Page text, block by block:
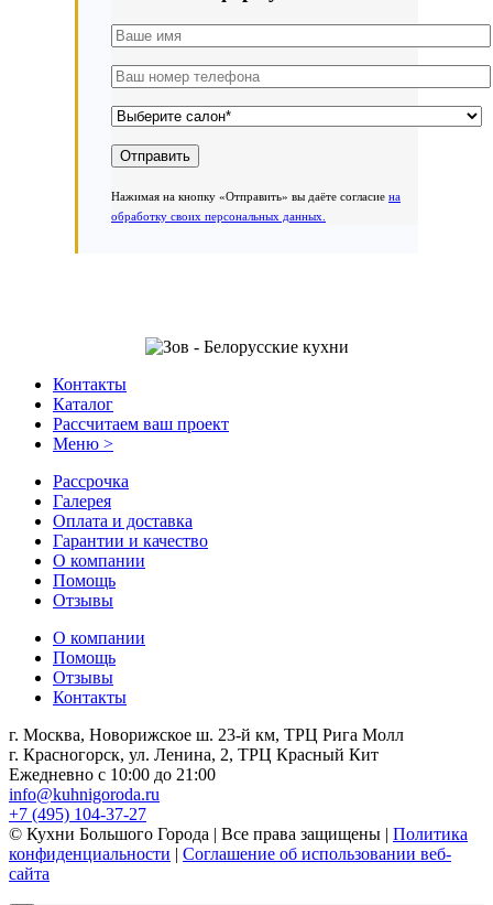
Нажимая на кнопку «Отправить» вы даёте согласие на
обработку своих персональных данных.
Контакты
Каталог
Рассчитаем ваш проект
Меню >
Рассрочка
Галерея
Оплата и доставка
Гарантии и качество
О компании
Помощь
Отзывы
О компании
Помощь
Отзывы
Контакты
г. Москва, Новорижское ш. 23-й км, ТРЦ Рига Молл
г. Красногорск, ул. Ленина, 2, ТРЦ Красный Кит
Ежедневно с 10:00 до 21:00
info@kuhnigoroda.ru
+7 (495) 104-37-27
© Кухни Большого Города | Все права защищены | Политика
конфиденциальности | Соглашение об использовании веб-
сайта